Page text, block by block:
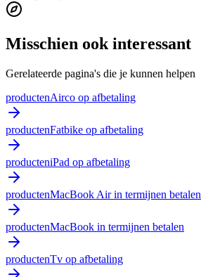
Misschien ook interessant
Gerelateerde pagina's die je kunnen helpen
productenAirco op afbetaling
productenFatbike op afbetaling
producteniPad op afbetaling
productenMacBook Air in termijnen betalen
productenMacBook in termijnen betalen
productenTv op afbetaling